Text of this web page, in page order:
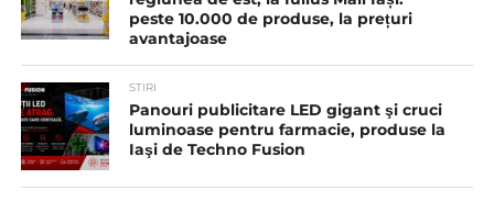
peste 10.000 de produse, la prețuri
avantajoase
STIRI
Panouri publicitare LED gigant şi cruci
luminoase pentru farmacie, produse la
Iaşi de Techno Fusion